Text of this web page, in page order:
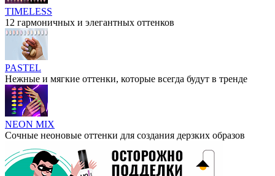
TIMELESS
12 гармоничных и элегантных оттенков
PASTEL
Нежные и мягкие оттенки, которые всегда будут в тренде
NEON MIX
Сочные неоновые оттенки для создания дерзких образов